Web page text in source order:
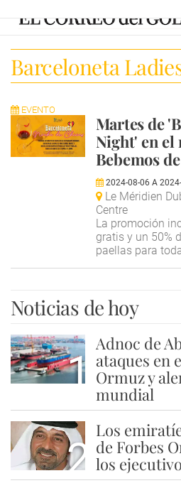
Barceloneta
EVENTO
Martes de
Night' en el
Bebemos
2024-08-06 A
Le Méridien
Centre
La promoción
gratis y un 50%
paellas para
Noticias de hoy
1
Adnoc de
ataques en
Ormuz y
mundial
2
Los
de Forbes
los